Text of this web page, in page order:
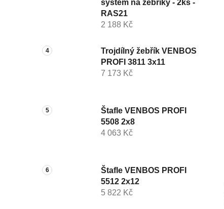
systém na žebříky - 2ks -
RAS21
2 188 Kč
Trojdílný žebřík VENBOS
PROFI 3811 3x11
7 173 Kč
Štafle VENBOS PROFI
5508 2x8
4 063 Kč
Štafle VENBOS PROFI
5512 2x12
5 822 Kč